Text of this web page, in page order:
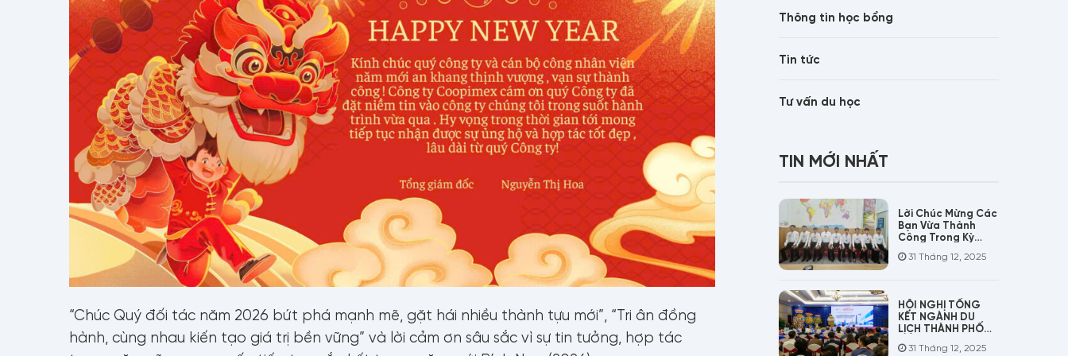
“Chúc Quý đối tác năm 2026 bứt phá mạnh mẽ, gặt hái nhiều thành tựu mới”, “Tri ân đồng
hành, cùng nhau kiến tạo giá trị bền vững” và lời cảm ơn sâu sắc vì sự tin tưởng, hợp tác
Thông tin học bổng
Tin tức
Tư vấn du học
TIN MỚI NHẤT
Lời Chúc Mừng Các
Bạn Vừa Thành
Công Trong Kỳ
Hàng Đúc Nhựa
31 Tháng 12, 2025
HỘI NGHỊ TỔNG
KẾT NGÀNH DU
LỊCH THÀNH PHỐ
2025!
31 Tháng 12, 2025
Số điện thoại
Email